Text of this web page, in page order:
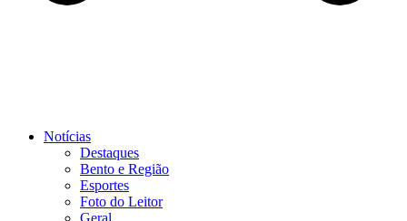
Notícias
Destaques
Bento e Região
Esportes
Foto do Leitor
Geral